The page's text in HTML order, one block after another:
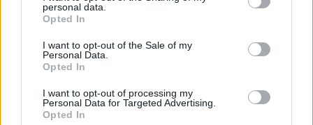
grant or deny consent to Google and its third-party tags to
use your data for below specified purposes in below Google
consent section.
personal data.
Opted In
I want to opt-out of the Sale of my
Personal Data.
Opted In
I want to opt-out of processing my
Personal Data for Targeted Advertising.
Opted In
uszítás következmények nélkül elhangozhat a
tévében. És az az ötlet is abszurd, hogy Karácsony
Gergely rakja ki a b*zi zászló helyett a vatikáni
lobogót. Hogy is van ez Osztie atya, katolikus
teokráciában élünk? Vagy a Vatikán illetve az egyház